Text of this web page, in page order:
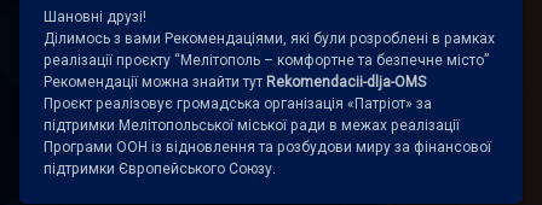
Шановні друзі!
Ділимось з вами Рекомендаціями, які були розроблені в рамках
реалізації проєкту “Мелітополь – комфортне та безпечне місто”
Рекомендації можна знайти тут Rekomendacii-dlja-OMS
Проєкт реалізовує громадська організація «Патріот» за
підтримки Мелітопольської міської ради в межах реалізації
Програми ООН із відновлення та розбудови миру за фінансової
підтримки Європейського Союзу.